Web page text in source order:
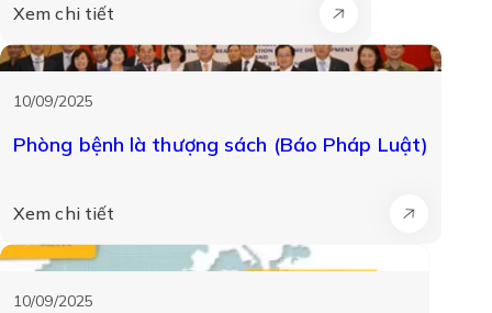
Xem chi tiết
10/09/2025
Phòng bệnh là thượng sách (Báo Pháp Luật)
Xem chi tiết
10/09/2025